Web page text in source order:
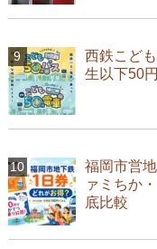
西鉄こど
生以下50
福岡市営
ァミちか
底比較